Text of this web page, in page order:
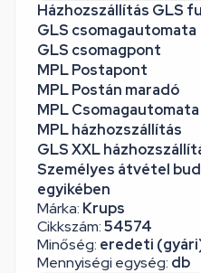
Márka: Krups
Cikkszám:54574
Minőség: eredeti
Mennyiségi egység: db
Házhozszállítás GLS
GLS csomagautomata
GLS csomagpont
MPL Postapont
MPL Postán maradó
MPL Csomagautomata
MPL házhozszállítás
GLS XXL
Személyes átvétel
egyikében